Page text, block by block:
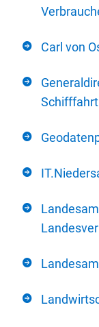
Carl von
Schifffahrt